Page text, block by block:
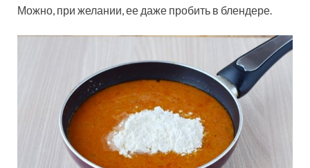
Можно, при желании, ее даже пробить в блендере.